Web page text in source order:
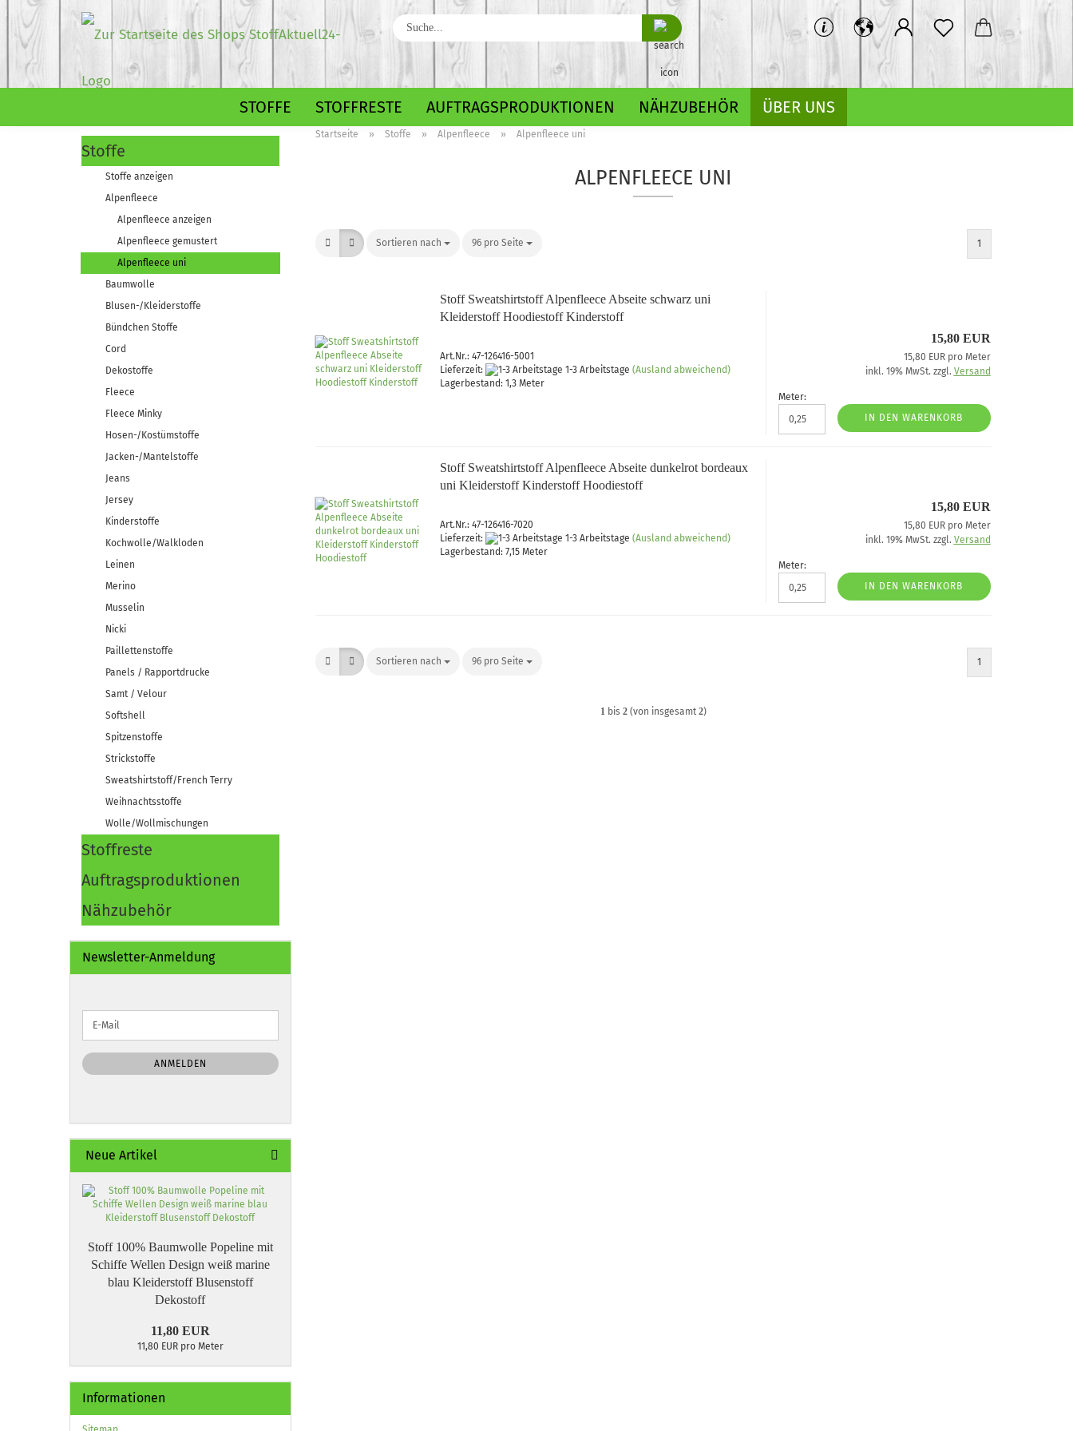
Suche...
STOFFE
Jersey uni
Kochwolle/Walkloden uni
Leinen uni
Merino Walkloden/Kochwolle
Strickstoffe gemustert
Strickstoffe uni
Sweatshirt/French
Sweatshirtstoff/
STOFFRESTE AUFTRAGSPRODUKTIONEN NÄHZUBEHÖR ÜBER UNS
Startseite » Stoffe » Alpenfleece » Alpenfleece uni
ALPENFLEECE UNI
Sortieren nach
Sortieren nach 96 pro Seite
pro Seite 1
Stoff Sweatshirtstoff Alpenfleece Abseite schwarz uni
Kleiderstoff Hoodiestoff Kinderstoff
Art.Nr.: 47-126416-5001
Lieferzeit:
1-3 Arbeitstage (Ausland abweichend)
Lagerbestand: 1,3 Meter
15,80 EUR
15,80 EUR pro Meter
inkl. 19% MwSt. zzgl. Versand
Meter:
IN DEN WARENKORB
Stoff Sweatshirtstoff Alpenfleece Abseite dunkelrot bordeaux
uni Kleiderstoff Kinderstoff Hoodiestoff
Art.Nr.: 47-126416-7020
Lieferzeit:
1-3 Arbeitstage (Ausland abweichend)
Lagerbestand: 7,15 Meter
15,80 EUR
15,80 EUR pro Meter
inkl. 19% MwSt. zzgl. Versand
Meter:
IN DEN WARENKORB
Sortieren nach
Sortieren nach 96 pro Seite
pro Seite 1
1bis 2(von insgesamt 2)
Stoffe
Stoffe anzeigen
Alpenfleece
Alpenfleece anzeigen
Alpenfleece gemustert
Alpenfleece uni
Baumwolle
Blusen-/Kleiderstoffe
Bündchen Stoffe
Cord
Dekostoffe
Fleece
Fleece Minky
Hosen-/Kostümstoffe
Jacken-/Mantelstoffe
Jeans
Jersey
Kinderstoffe
Kochwolle/Walkloden
Leinen
Merino
Musselin
Nicki
Paillettenstoffe
Panels / Rapportdrucke
Samt / Velour
Softshell
Spitzenstoffe
Strickstoffe
Sweatshirtstoff/French Terry
Weihnachtsstoffe
Wolle/Wollmischungen
Stoffreste
Auftragsproduktionen
Nähzubehör
Newsletter-Anmeldung
ZUR
NEWSLETTER-
ANMELDUNG
E-
Mail
ANMELDEN
Neue Artikel
Stoff 100% Baumwolle Popeline mit
Schiffe Wellen Design weiß marine
blau Kleiderstoff Blusenstoff
Dekostoff
11,80 EUR
11,80 EUR pro Meter
Informationen